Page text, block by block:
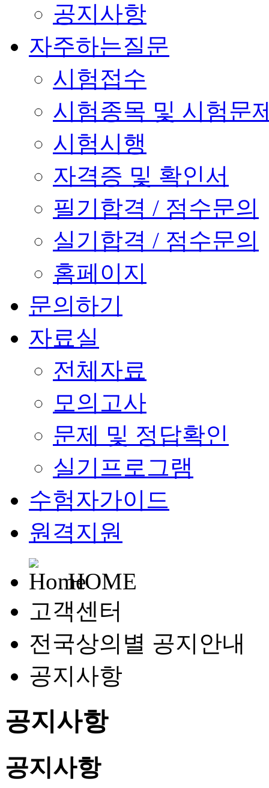
공지사항
자주하는질문
시험접수
시험종목 및 시험문
시험시행
자격증 및 확인서
필기합격 / 점수문의
실기합격 / 점수문의
홈페이지
문의하기
자료실
전체자료
모의고사
문제 및 정답확인
실기프로그램
수험자가이드
원격지원
HOME
고객센터
전국상의별 공지안내
공지사항
공지사항
공지사항